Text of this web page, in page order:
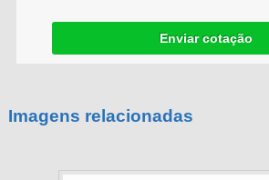
Enviar cotação
Imagens relacionadas